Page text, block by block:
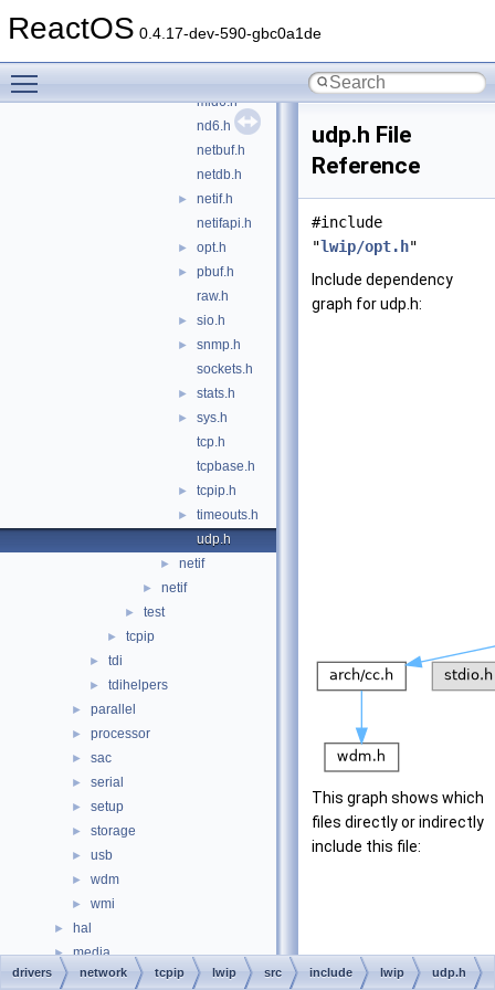
ReactOS 0.4.17-dev-590-gbc0a1de
► ip_addr.h
mld6.h
nd6.h
netbuf.h
netdb.h
►
netif.h
netifapi.h
► opt.h
►
pbuf.h
raw.h
► sio.h
►
snmp.h
sockets.h
► stats.h
►
sys.h
tcp.h
tcpbase.h
► tcpip.h
►
timeouts.h
udp.h
► netif
► netif
► test
► tcpip
► tdi
► tdihelpers
► parallel
► processor
► sac
► serial
► setup
► storage
► usb
► wdm
► wmi
► hal
► media
► modules
udp.h File
Reference
#include
"lwip/opt.h"
Include dependency
graph for udp.h:
This graph shows which
files directly or indirectly
include this file:
drivers network tcpip lwip src include lwip udp.h